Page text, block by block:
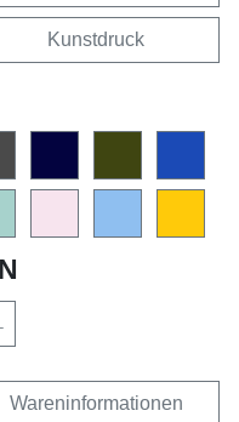
Kunstdruck
Wareninformationen